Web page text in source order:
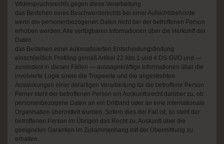
Widerspruchsrechts gegen diese Verarbeitung
das Bestehen eines Beschwerderechts bei einer Aufsichtsbehörde
wenn die personenbezogenen Daten nicht bei der betroffenen Person
erhoben werden: Alle verfügbaren Informationen über die Herkunft der
Daten
das Bestehen einer automatisierten Entscheidungsfindung
einschließlich Profiling gemäß Artikel 22 Abs.1 und 4 DS-GVO und —
zumindest in diesen Fällen — aussagekräftige Informationen über die
involvierte Logik sowie die Tragweite und die angestrebten
Auswirkungen einer derartigen Verarbeitung für die betroffene Person
Ferner steht der betroffenen Person ein Auskunftsrecht darüber zu, ob
personenbezogene Daten an ein Drittland oder an eine internationale
Organisation übermittelt wurden. Sofern dies der Fall ist, so steht der
betroffenen Person im Übrigen das Recht zu, Auskunft über die
geeigneten Garantien im Zusammenhang mit der Übermittlung zu
erhalten.